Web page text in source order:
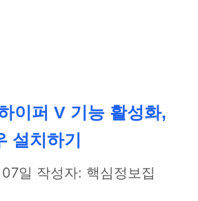
이퍼 V 기능 활성화,
설치하기
일 작성자: 핵심정보집